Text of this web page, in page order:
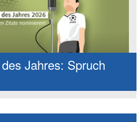
Jahres: Spruch